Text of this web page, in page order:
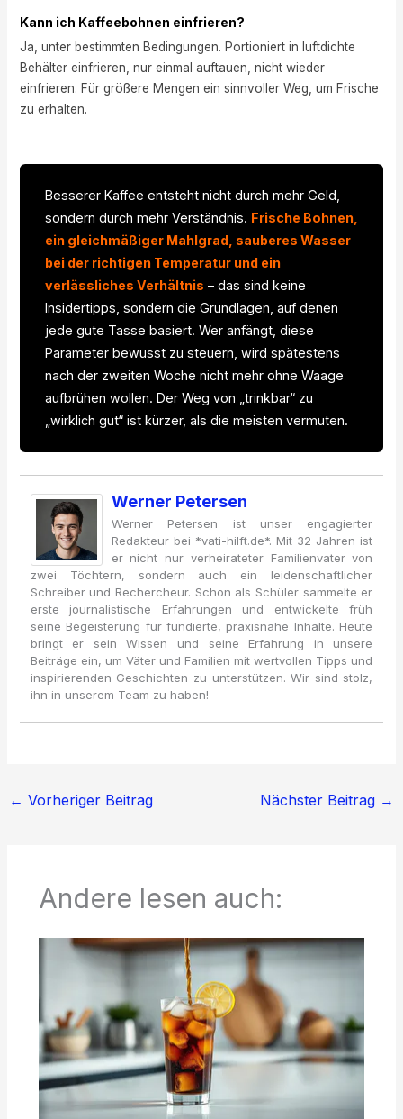
Kann ich Kaffeebohnen einfrieren?
Ja, unter bestimmten Bedingungen. Portioniert in luftdichte
Behälter einfrieren, nur einmal auftauen, nicht wieder
einfrieren. Für größere Mengen ein sinnvoller Weg, um Frische
zu erhalten.
Besserer Kaffee entsteht nicht durch mehr Geld,
sondern durch mehr Verständnis. Frische Bohnen,
ein gleichmäßiger Mahlgrad, sauberes Wasser
bei der richtigen Temperatur und ein
verlässliches Verhältnis – das sind keine
Insidertipps, sondern die Grundlagen, auf denen
jede gute Tasse basiert. Wer anfängt, diese
Parameter bewusst zu steuern, wird spätestens
nach der zweiten Woche nicht mehr ohne Waage
aufbrühen wollen. Der Weg von „trinkbar“ zu
„wirklich gut“ ist kürzer, als die meisten vermuten.
Werner Petersen
Werner Petersen ist unser engagierter
Redakteur bei *vati-hilft.de*. Mit 32 Jahren ist
er nicht nur verheirateter Familienvater von
zwei Töchtern, sondern auch ein leidenschaftlicher
Schreiber und Rechercheur. Schon als Schüler sammelte er
erste journalistische Erfahrungen und entwickelte früh
seine Begeisterung für fundierte, praxisnahe Inhalte. Heute
bringt er sein Wissen und seine Erfahrung in unsere
Beiträge ein, um Väter und Familien mit wertvollen Tipps und
inspirierenden Geschichten zu unterstützen. Wir sind stolz,
ihn in unserem Team zu haben!
← Vorheriger Beitrag Nächster Beitrag →
Andere lesen auch: